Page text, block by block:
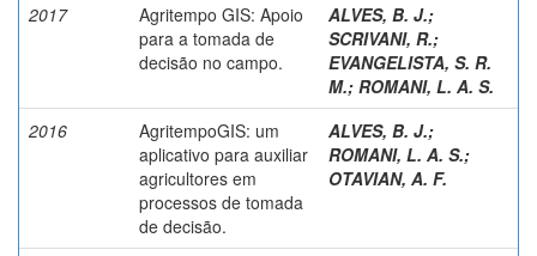
2017
Agritempo GIS: Apoio
para a tomada de
decisão no campo.
ALVES, B. J.;
SCRIVANI, R.;
EVANGELISTA, S. R.
M.; ROMANI, L. A. S.
2016
AgritempoGIS: um
aplicativo para auxiliar
agricultores em
processos de tomada
de decisão.
ALVES, B. J.;
ROMANI, L. A. S.;
OTAVIAN, A. F.